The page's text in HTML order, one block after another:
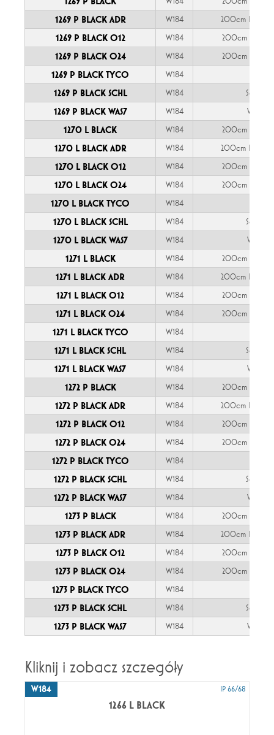
1269 P BLACK ADR W184 200cm FLRYY
1269 P BLACK O12 W184 200cm YLY-S
1269 P BLACK O24 W184 200cm YLY-S
1269 P BLACK TYCO W184
1269 P BLACK SCHL W184
1269 P BLACK WAS7 W184 WAŚ 7-
1270 L BLACK W184 200cm YLY-S
1270 L BLACK ADR W184 200cm FLRYY
1270 L BLACK O12 W184 200cm YLY-S
1270 L BLACK O24 W184 200cm YLY-S
1270 L BLACK TYCO W184
1270 L BLACK SCHL W184
1270 L BLACK WAS7 W184 WAŚ 7-
1271 L BLACK W184 200cm YLY-S
1271 L BLACK ADR W184 200cm FLRYY
1271 L BLACK O12 W184 200cm YLY-S
1271 L BLACK O24 W184 200cm YLY-S
1271 L BLACK TYCO W184
1271 L BLACK SCHL W184
1271 L BLACK WAS7 W184 WAŚ 7-
1272 P BLACK W184 200cm YLY-S
1272 P BLACK ADR W184 200cm FLRYY
1272 P BLACK O12 W184 200cm YLY-S
1272 P BLACK O24 W184 200cm YLY-S
1272 P BLACK TYCO W184
1272 P BLACK SCHL W184
1272 P BLACK WAS7 W184 WAŚ 7-
1273 P BLACK W184 200cm YLY-S
1273 P BLACK ADR W184 200cm FLRYY
1273 P BLACK O12 W184 200cm YLY-S
1273 P BLACK O24 W184 200cm YLY-S
1273 P BLACK TYCO W184
1273 P BLACK SCHL W184
1273 P BLACK WAS7 W184 WAŚ 7-
Kliknij i zobacz szczegóły
W184 IP 66/68
1266 L BLACK